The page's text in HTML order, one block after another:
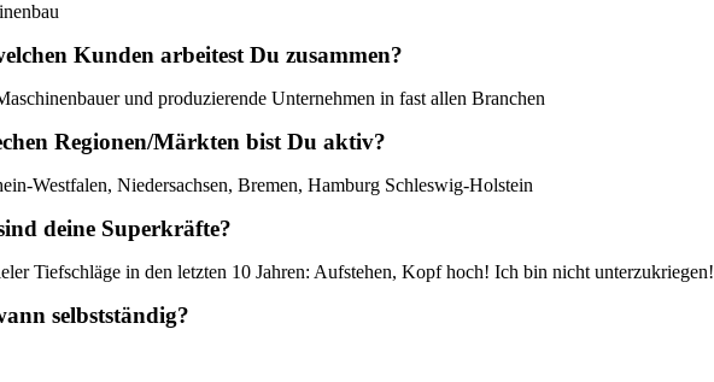
Kunden arbeitest Du zusammen?
und produzierende Unternehmen in fast allen Branchen
Regionen/Märkten bist Du aktiv?
Westfalen, Niedersachsen, Bremen, Hamburg Schleswig-Holstein
deine Superkräfte?
Tiefschläge in den letzten 10 Jahren: Aufstehen, Kopf hoch! Ich bin nicht unterzukriegen!
selbstständig?